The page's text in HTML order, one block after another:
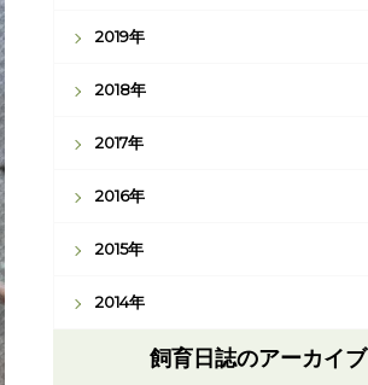
2019年
2018年
2017年
2016年
2015年
2014年
飼育日誌のアーカイブ